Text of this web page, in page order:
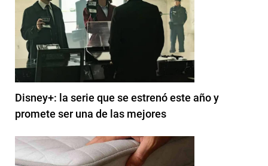
Disney+: la serie que se estrenó este año y
promete ser una de las mejores